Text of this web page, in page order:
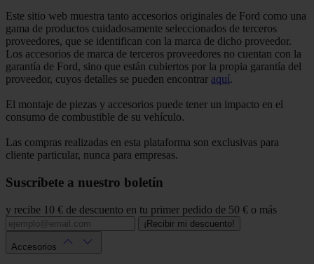
Este sitio web muestra tanto accesorios originales de Ford como una
gama de productos cuidadosamente seleccionados de terceros
proveedores, que se identifican con la marca de dicho proveedor.
Los accesorios de marca de terceros proveedores no cuentan con la
garantía de Ford, sino que están cubiertos por la propia garantía del
proveedor, cuyos detalles se pueden encontrar aquí.
El montaje de piezas y accesorios puede tener un impacto en el
consumo de combustible de su vehículo.
Las compras realizadas en esta plataforma son exclusivas para
cliente particular, nunca para empresas.
Suscríbete a nuestro boletín
y recibe 10 € de descuento en tu primer pedido de 50 € o más
¡Recibir mi descuento!
Accesorios